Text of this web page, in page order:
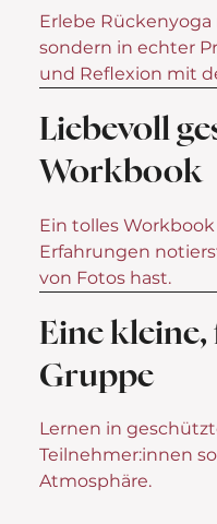
Erlebe
sondern in echter
und Reflexion mit
Liebevoll
Workbook
Ein tolles
Erfahrungen
von Fotos hast​.
Eine
Gruppe
Lernen in
Teilnehmer:innen
Atmosphäre.